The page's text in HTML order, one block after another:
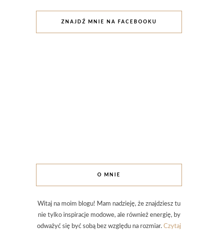
ZNAJDŹ MNIE NA FACEBOOKU
O MNIE
Witaj na moim blogu! Mam nadzieję, że znajdziesz tu
nie tylko inspiracje modowe, ale również energię, by
odważyć się być sobą bez względu na rozmiar. Czytaj